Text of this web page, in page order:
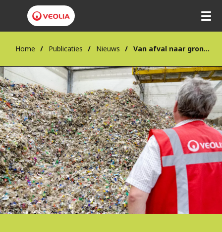
Home Publicaties Nieuws Van afval naar grondstof; Veolia behaalt einde-afvalstatus